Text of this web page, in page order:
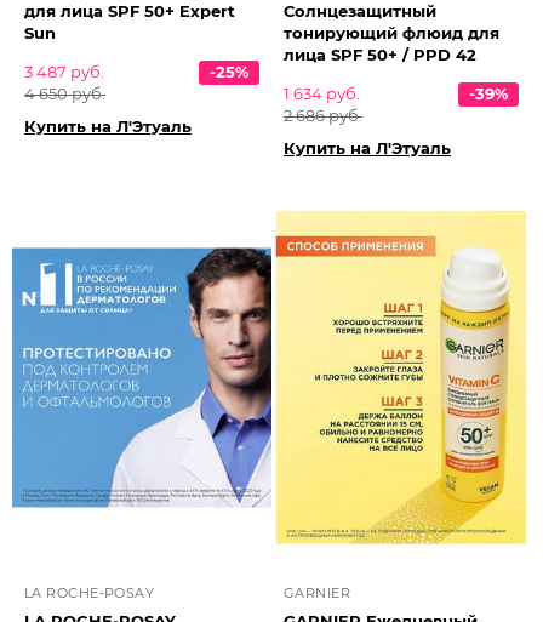
для лица SPF 50+ Expert
Sun
3 487 руб.
4 650 руб.
-25%
Купить на Л'Этуаль
Солнцезащитный
тонирующий флюид для
лица SPF 50+ / PPD 42
1 634 руб.
2 686 руб.
-39%
Купить на Л'Этуаль
LA ROCHE-POSAY GARNIER